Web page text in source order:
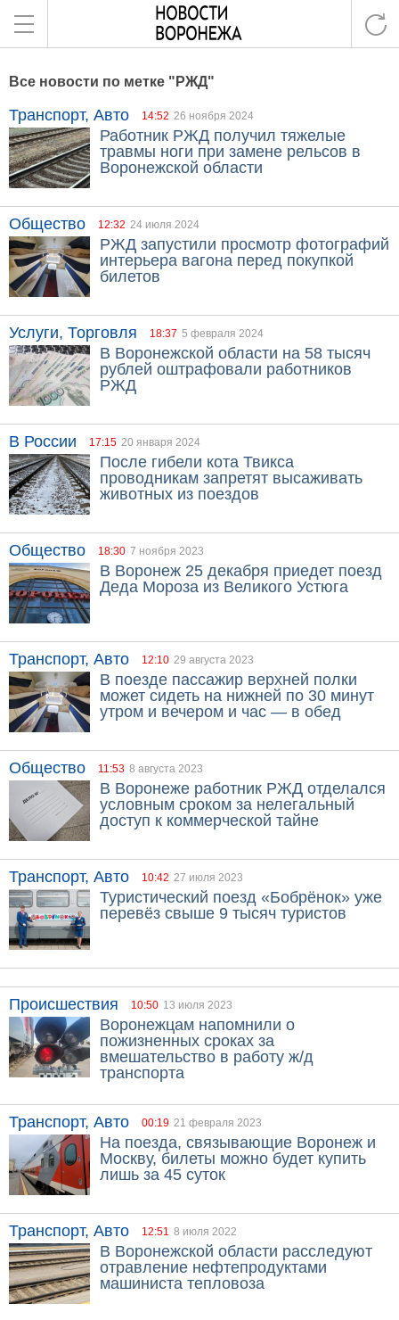
Все новости по метке "РЖД"
Транспорт, Авто 14:52 26 ноября 2024
Работник РЖД получил тяжелые
травмы ноги при замене рельсов в
Воронежской области
Общество 12:32 24 июля 2024
РЖД запустили просмотр фотографий
интерьера вагона перед покупкой
билетов
Услуги, Торговля 18:37 5 февраля 2024
В Воронежской области на 58 тысяч
рублей оштрафовали работников
РЖД
В России 17:15 20 января 2024
После гибели кота Твикса
проводникам запретят высаживать
животных из поездов
Общество 18:30 7 ноября 2023
В Воронеж 25 декабря приедет поезд
Деда Мороза из Великого Устюга
Транспорт, Авто 12:10 29 августа 2023
В поезде пассажир верхней полки
может сидеть на нижней по 30 минут
утром и вечером и час — в обед
Общество 11:53 8 августа 2023
В Воронеже работник РЖД отделался
условным сроком за нелегальный
доступ к коммерческой тайне
Транспорт, Авто 10:42 27 июля 2023
Туристический поезд «Бобрёнок» уже
перевёз свыше 9 тысяч туристов
Происшествия 10:50 13 июля 2023
Воронежцам напомнили о
пожизненных сроках за
вмешательство в работу ж/д
транспорта
Транспорт, Авто 00:19 21 февраля 2023
На поезда, связывающие Воронеж и
Москву, билеты можно будет купить
лишь за 45 суток
Транспорт, Авто 12:51 8 июля 2022
В Воронежской области расследуют
отравление нефтепродуктами
машиниста тепловоза